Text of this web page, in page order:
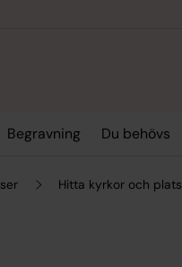
Begravning Du behövs
Hitta kyrkor och